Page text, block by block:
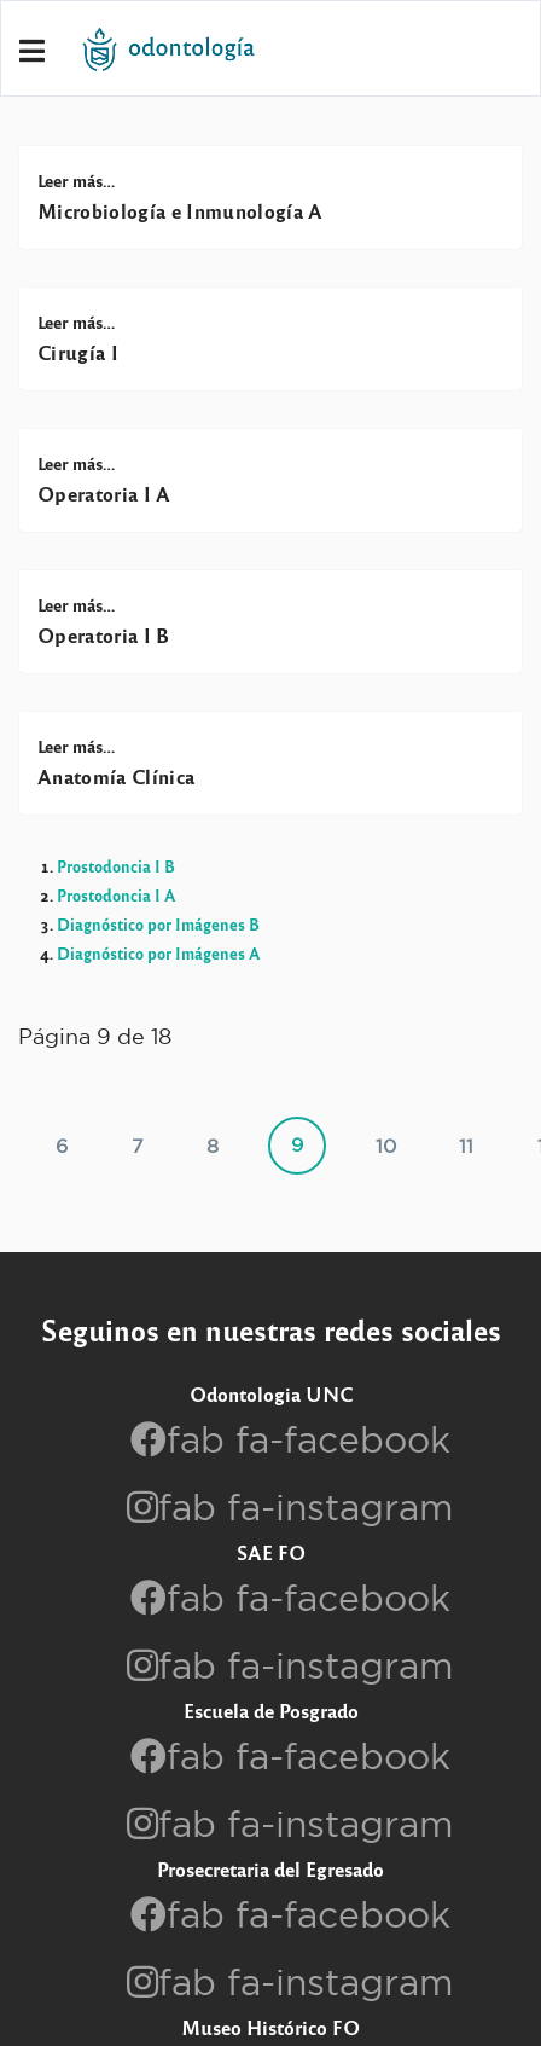
Microbiología e Inmunología A
Leer más…
Cirugía I
Leer más…
Operatoria I A
Leer más…
Operatoria I B
Leer más…
Anatomía Clínica
Leer más…
Prostodoncia I B
Prostodoncia I A
Diagnóstico por Imágenes B
Diagnóstico por Imágenes A
Página 9 de 18
6 7 8 9 10 11
Seguinos en nuestras redes sociales
Odontologia UNC
fab fa-facebook
fab fa-instagram
SAE FO
fab fa-facebook
fab fa-instagram
Escuela de Posgrado
fab fa-facebook
fab fa-instagram
Prosecretaria del Egresado
fab fa-facebook
fab fa-instagram
Museo Histórico FO